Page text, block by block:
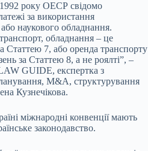
року ОЕСР свідомо
за використання
наукового обладнання.
обладнання – це
Статтею 7, або оренда транспорту
за Статтею 8, а не роялті”, –
GUIDE, експертка з
M&A, структурування
Кузнечікова.
міжнародні конвенції мають
законодавство.